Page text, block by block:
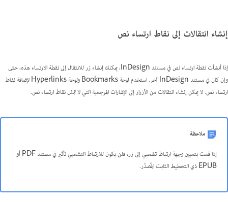
إنشاء انتقالات إلى نقاط ارتساء نص
إذا أنشأت نقطة ارتساء نص في مستند InDesign، يمكنك إنشاء زر للانتقال إلى نقطة الارتساء هذه، حتى
وإن كان في مستند InDesign آخر. استخدم لوحة Bookmarks ولوحة Hyperlinks لإضافة نقاط
ارتساء نص. لا يمكن إنشاء انتقالات من الأزرار إلى الإشارات المرجعية التي لا تمثل نقاط ارتساء نص.
ملاحظة
إذا قمت بتعيين وجهة ارتباط تشعبي إلى زر، فلن يكون للارتباط التشعبي تأثير في مستند PDF أو
EPUB ذي التخطيط الثابت المُصدَّر.